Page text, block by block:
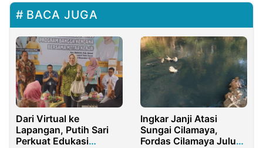
BACA JUGA
Dari Virtual ke
Lapangan, Putih Sari
Perkuat Edukasi
Ingkar Janji Atasi
Sungai Cilamaya,
Fordas Cilamaya Juluki